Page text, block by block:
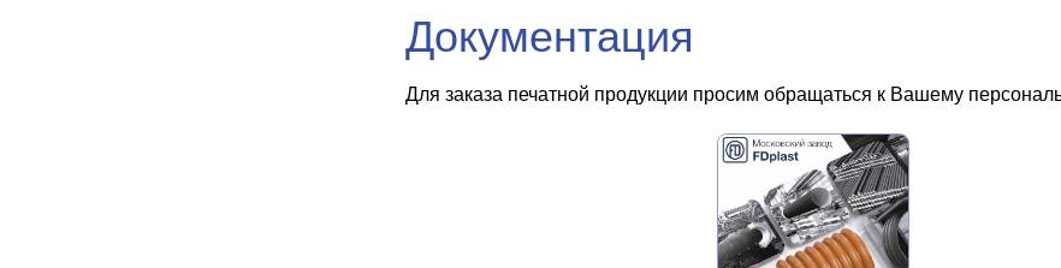
Документация
Для заказа печатной продукции просим обращаться к Вашему